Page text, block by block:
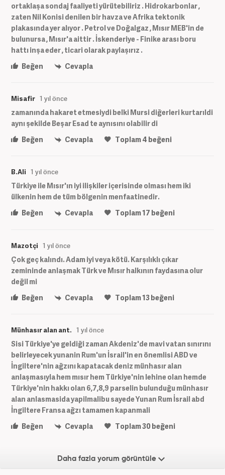
ortaklaşa sondaj faaliyeti yürütebiliriz . Hidrokarbonlar ,
zaten Nil Konisi denilen bir havza ve Afrika tektonik
plakasında yer alıyor . Petrol ve Doğalgaz , Mısır MEB'in de
bulunursa , Mısır'a aittir . İskenderiye - Finike arası boru
hattı inşa eder , ticari olarak paylaşırız .
Beğen
Cevapla
Misafir 1 yıl önce
zamanında hakaret etmesiydi belki Mursi diğerleri kurtarıldi
aynı şekilde Beşar Esad te aynısını olabilir di
Beğen
Cevapla Toplam4 beğeni
B.Ali 1 yıl önce
Türkiye ile Mısır'ın iyi ilişkiler içerisinde olması hem iki
ülkenin hem de tüm bölgenin menfaatinedir.
Beğen
Cevapla Toplam17 beğeni
Mazotçi 1 yıl önce
Çok geç kalındı. Adam iyi veya kötü. Karşılıklı çıkar
zemininde anlaşmak Türk ve Mısır halkının faydasına olur
değil mi
Beğen
Cevapla Toplam13beğeni
Münhasır alan ant. 1 yıl önce
Sisi Türkiye'ye geldiği zaman Akdeniz'de mavi vatan sınırını
belirleyecek yunanin Rum'un İsrail'in en önemlisi ABD ve
İngiltere'nin ağzını kapatacak deniz münhasır alan
anlaşmasıyla hem mısır hem Türkiye'nin lehine olan hemde
Türkiye'nin hakkı olan 6,7,8,9 parselin bulunduğu münhasır
alan anlasmasida yapilmalibu sayede Yunan Rum İsrail abd
İngiltere Fransa ağzı tamamen kapanmali
Beğen
Cevapla Toplam30beğeni
Daha fazla yorum görüntüle